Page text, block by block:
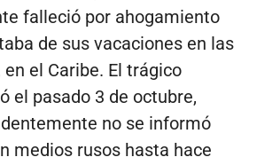
falleció por ahogamiento
de sus vacaciones en las
en el Caribe. El trágico
el pasado 3 de octubre,
no se informó
medios rusos hasta hace